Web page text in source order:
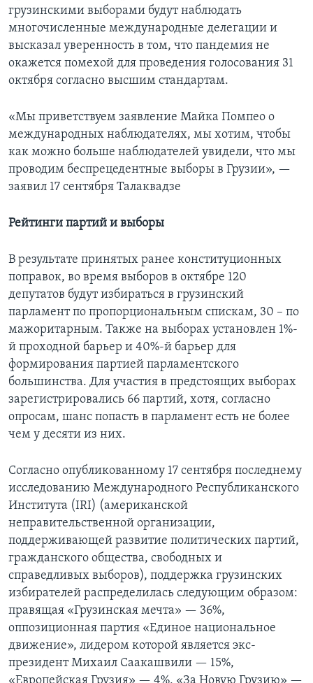
грузинскими выборами будут наблюдать
многочисленные международные делегации и
высказал уверенность в том, что пандемия не
окажется помехой для проведения голосования 31
октября согласно высшим стандартам.
«Мы приветствуем заявление Майка Помпео о
международных наблюдателях, мы хотим, чтобы
как можно больше наблюдателей увидели, что мы
проводим беспрецедентные выборы в Грузии», —
заявил 17 сентября Талаквадзе
Рейтинги партий и выборы
В результате принятых ранее конституционных
поправок, во время выборов в октябре 120
депутатов будут избираться в грузинский
парламент по пропорциональным спискам, 30 – по
мажоритарным. Также на выборах установлен 1%-
й проходной барьер и 40%-й барьер для
формирования партией парламентского
большинства. Для участия в предстоящих выборах
зарегистрировались 66 партий, хотя, согласно
опросам, шанс попасть в парламент есть не более
чем у десяти из них.
Согласно опубликованному 17 сентября последнему
исследованию Международного Республиканского
Института (IRI) (американской
неправительственной организации,
поддерживающей развитие политических партий,
гражданского общества, свободных и
справедливых выборов), поддержка грузинских
избирателей распределилась следующим образом:
правящая «Грузинская мечта» — 36%,
оппозиционная партия «Единое национальное
движение», лидером которой является экс-
президент Михаил Саакашвили — 15%,